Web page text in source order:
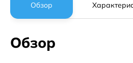
Обзор
Обзор